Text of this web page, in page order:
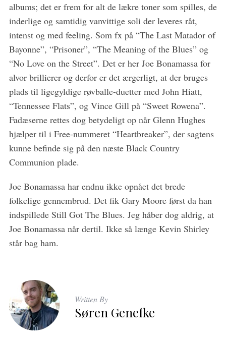
albums; det er frem for alt de lækre toner som spilles, de
inderlige og samtidig vanvittige soli der leveres råt,
intenst og med feeling. Som fx på “The Last Matador of
Bayonne”, “Prisoner”, “The Meaning of the Blues” og
“No Love on the Street”. Det er her Joe Bonamassa for
alvor brillierer og derfor er det ærgerligt, at der bruges
plads til ligegyldige røvballe-duetter med John Hiatt,
“Tennessee Flats”, og Vince Gill på “Sweet Rowena”.
Fadæserne rettes dog betydeligt op når Glenn Hughes
hjælper til i Free-nummeret “Heartbreaker”, der sagtens
kunne befinde sig på den næste Black Country
Communion plade.
Joe Bonamassa har endnu ikke opnået det brede
folkelige gennembrud. Det fik Gary Moore først da han
indspillede Still Got The Blues. Jeg håber dog aldrig, at
Joe Bonamassa når dertil. Ikke så længe Kevin Shirley
står bag ham.
Written By
Søren Genefke